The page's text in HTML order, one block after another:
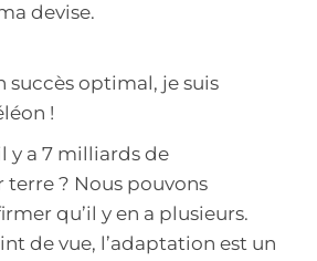
devise.
succès optimal, je suis
!
y a 7 milliards de
terre ? Nous pouvons
qu’il y en a plusieurs.
de vue, l’adaptation est un